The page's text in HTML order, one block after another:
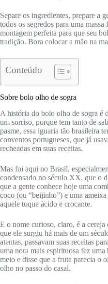
Separe os ingredientes, prepare a
todos os segredos para uma
montagem perfeita para que seu
tradição. Bora colocar a mão na
Conteúdo
Sobre bolo olho de sogra
A história do bolo olho de sogra é
um sorriso, porque tem tanto de
pasme, essa iguaria tão brasileira
conventos portugueses, que já
recheadas em suas receitas.
Mas foi aqui no Brasil,
condensado no século XX, que o
que a gente conhece hoje uma
coco (ou “beijinho”) e uma
aquele toque ácido e crocante.
E o nome curioso, claro, é a
que ele surgiu há mais de um
atentas, passavam suas receitas
uma nora mais espirituosa fez
meio e disse que a fruta parecia o
olho no passo do casal.